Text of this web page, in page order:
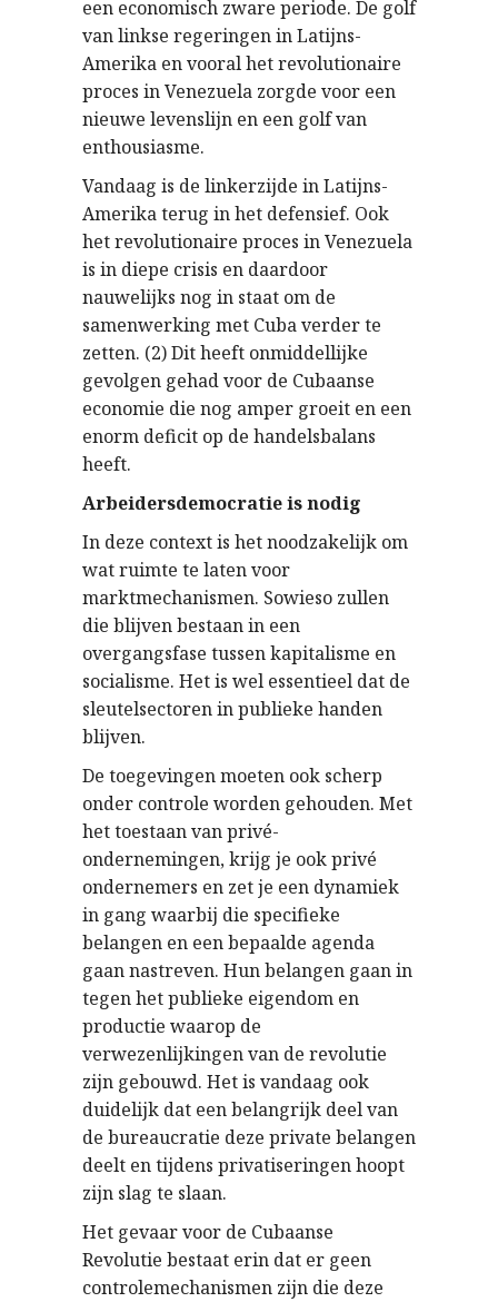
een economisch zware periode. De golf
van linkse regeringen in Latijns-
Amerika en vooral het revolutionaire
proces in Venezuela zorgde voor een
nieuwe levenslijn en een golf van
enthousiasme.
Vandaag is de linkerzijde in Latijns-
Amerika terug in het defensief. Ook
het revolutionaire proces in Venezuela
is in diepe crisis en daardoor
nauwelijks nog in staat om de
samenwerking met Cuba verder te
zetten. (2) Dit heeft onmiddellijke
gevolgen gehad voor de Cubaanse
economie die nog amper groeit en een
enorm deficit op de handelsbalans
heeft.
Arbeidersdemocratie is nodig
In deze context is het noodzakelijk om
wat ruimte te laten voor
marktmechanismen. Sowieso zullen
die blijven bestaan in een
overgangsfase tussen kapitalisme en
socialisme. Het is wel essentieel dat de
sleutelsectoren in publieke handen
blijven.
De toegevingen moeten ook scherp
onder controle worden gehouden. Met
het toestaan van privé-
ondernemingen, krijg je ook privé
ondernemers en zet je een dynamiek
in gang waarbij die specifieke
belangen en een bepaalde agenda
gaan nastreven. Hun belangen gaan in
tegen het publieke eigendom en
productie waarop de
verwezenlijkingen van de revolutie
zijn gebouwd. Het is vandaag ook
duidelijk dat een belangrijk deel van
de bureaucratie deze private belangen
deelt en tijdens privatiseringen hoopt
zijn slag te slaan.
Het gevaar voor de Cubaanse
Revolutie bestaat erin dat er geen
controlemechanismen zijn die deze